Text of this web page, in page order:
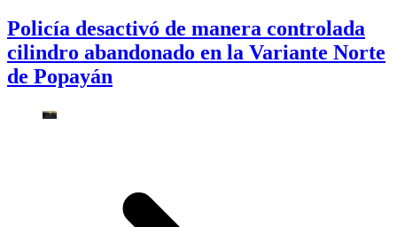
Policía desactivó de manera controlada
cilindro abandonado en la Variante Norte
de Popayán